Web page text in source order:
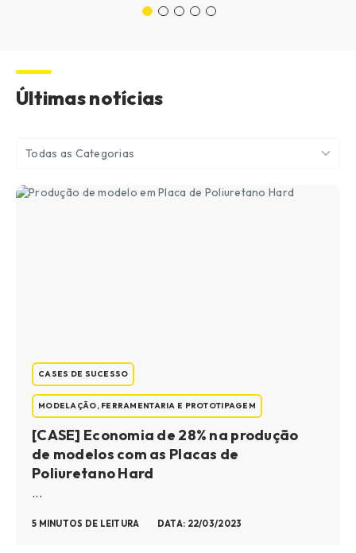
Últimas notícias
CASES DE SUCESSO
MODELAÇÃO, FERRAMENTARIA E PROTOTIPAGEM
[CASE] Economia de 28% na produção
de modelos com as Placas de
Poliuretano Hard
...
5 MINUTOS DE LEITURA DATA: 22/03/2023
Todas as Categorias